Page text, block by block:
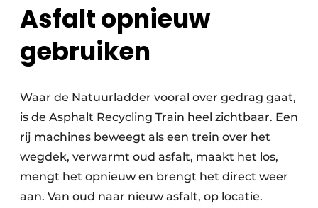
Asfalt opnieuw
gebruiken
Waar de Natuurladder vooral over gedrag gaat,
is de Asphalt Recycling Train heel zichtbaar. Een
rij machines beweegt als een trein over het
wegdek, verwarmt oud asfalt, maakt het los,
mengt het opnieuw en brengt het direct weer
aan. Van oud naar nieuw asfalt, op locatie.